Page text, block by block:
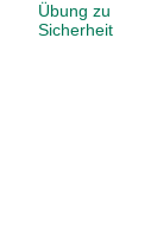
Übung zu
Sicherheit